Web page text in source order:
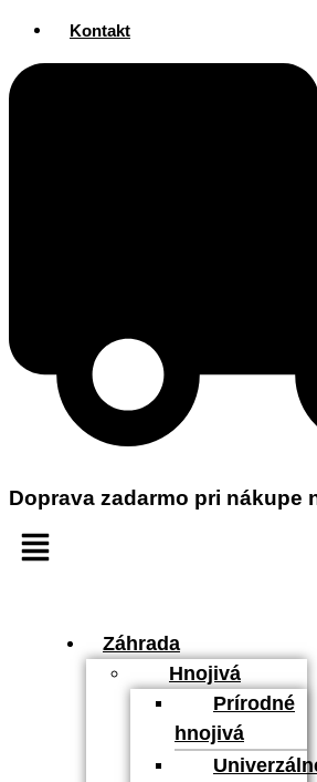
Kontakt
Doprava zadarmo pri nákupe
Záhrada
Hnojivá
Prírodné
hnojivá